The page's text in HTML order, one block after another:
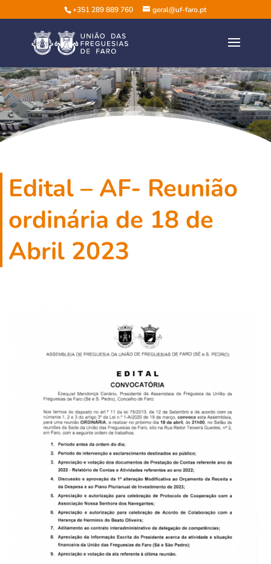
+351 289 889 760 geral@uf-faro.pt
Edital – AF- Reunião
ordinária de 18 de
Abril 2023